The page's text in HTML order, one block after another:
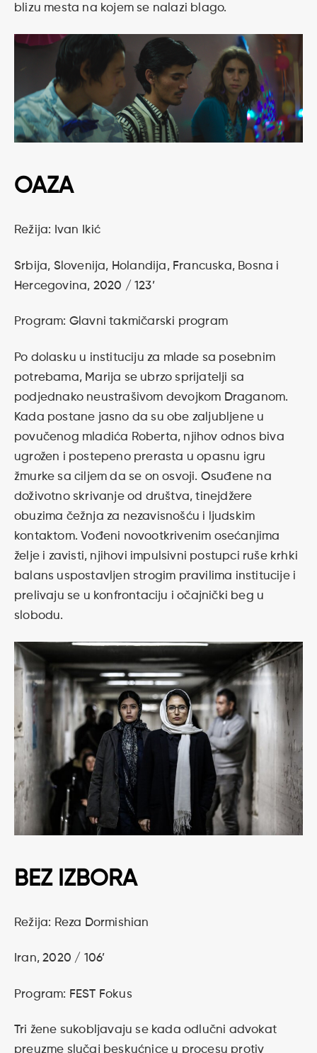
blizu mesta na kojem se nalazi blago.
OAZA
Režija: Ivan Ikić
Srbija, Slovenija, Holandija, Francuska, Bosna i
Hercegovina, 2020 / 123’
Program: Glavni takmičarski program
Po dolasku u instituciju za mlade sa posebnim
potrebama, Marija se ubrzo sprijatelji sa
podjednako neustrašivom devojkom Draganom.
Kada postane jasno da su obe zaljubljene u
povučenog mladića Roberta, njihov odnos biva
ugrožen i postepeno prerasta u opasnu igru
žmurke sa ciljem da se on osvoji. Osuđene na
doživotno skrivanje od društva, tinejdžere
obuzima čežnja za nezavisnošću i ljudskim
kontaktom. Vođeni novootkrivenim osećanjima
želje i zavisti, njihovi impulsivni postupci ruše krhki
balans uspostavljen strogim pravilima institucije i
prelivaju se u konfrontaciju i očajnički beg u
slobodu.
BEZ IZBORA
Režija: Reza Dormishian
Iran, 2020 / 106’
Program: FEST Fokus
Tri žene sukobljavaju se kada odlučni advokat
preuzme slučaj beskućnice u procesu protiv